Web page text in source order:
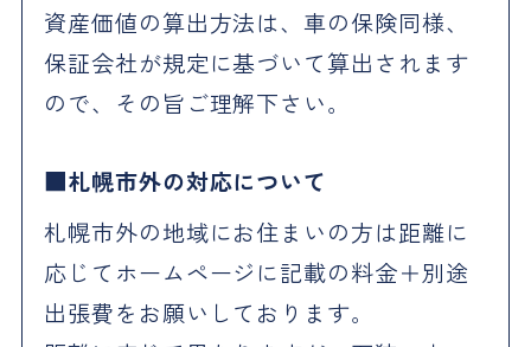
資産価値の算出方法は、車の保険同様、
保証会社が規定に基づいて算出されます
ので、その旨ご理解下さい。
札幌市外の対応について
札幌市外の地域にお住まいの方は距離に
応じてホームページに記載の料金＋別途
出張費をお願いしております。